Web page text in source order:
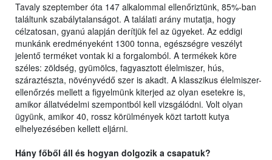
Tavaly szeptember óta 147 alkalommal ellenőriztünk, 85%-ban
találtunk szabálytalanságot. A találati arány mutatja, hogy
célzatosan, gyanú alapján derítjük fel az ügyeket. Az eddigi
munkánk eredményeként 1300 tonna, egészségre veszélyt
jelentő terméket vontak ki a forgalomból. A termékek köre
széles: zöldség, gyümölcs, fagyasztott élelmiszer, hús,
száraztészta, növényvédő szer is akadt. A klasszikus élelmiszer-
ellenőrzés mellett a figyelmünk kiterjed az olyan esetekre is,
amikor állatvédelmi szempontból kell vizsgálódni. Volt olyan
ügyünk, amikor 40, rossz körülmények közt tartott kutya
elhelyezésében kellett eljárni.
Hány főből áll és hogyan dolgozik a csapatuk?